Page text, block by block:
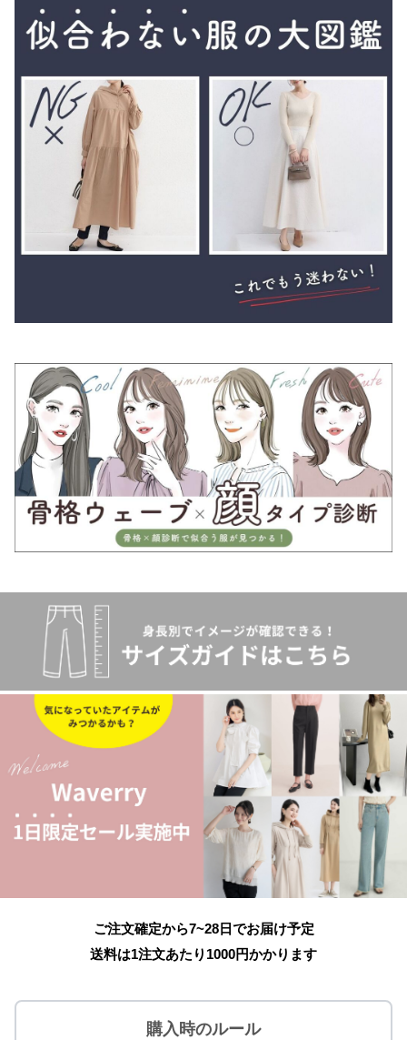
ご注文確定から7~28日でお届け予定
送料は1注文あたり 1000円かかります
購入時のルール